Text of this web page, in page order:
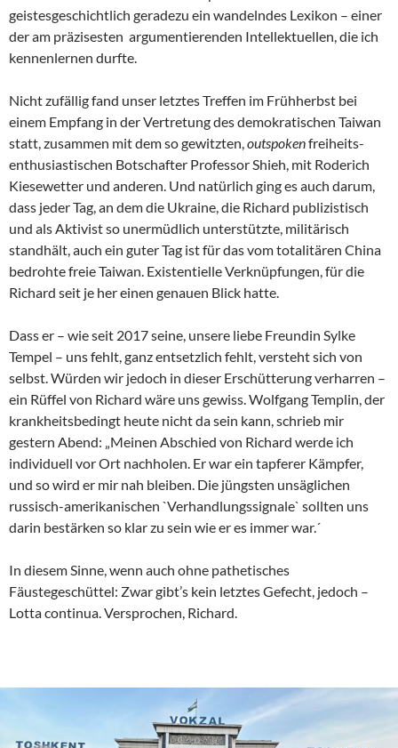
geistesgeschichtlich geradezu ein wandelndes Lexikon – einer
der am präzisesten argumentierenden Intellektuellen, die ich
kennenlernen durfte.
Nicht zufällig fand unser letztes Treffen im Frühherbst bei
einem Empfang in der Vertretung des demokratischen Taiwan
statt, zusammen mit dem so gewitzten,outspokenfreiheits-
enthusiastischen Botschafter Professor Shieh, mit Roderich
Kiesewetter und anderen. Und natürlich ging es auch darum,
dass jeder Tag, an dem die Ukraine, die Richard publizistisch
und als Aktivist so unermüdlich unterstützte, militärisch
standhält, auch ein guter Tag ist für das vom totalitären China
bedrohte freie Taiwan. Existentielle Verknüpfungen, für die
Richard seit je her einen genauen Blick hatte.
Dass er – wie seit 2017 seine, unsere liebe Freundin Sylke
Tempel – uns fehlt, ganz entsetzlich fehlt, versteht sich von
selbst. Würden wir jedoch in dieser Erschütterung verharren –
ein Rüffel von Richard wäre uns gewiss. Wolfgang Templin, der
krankheitsbedingt heute nicht da sein kann, schrieb mir
gestern Abend: „Meinen Abschied von Richard werde ich
individuell vor Ort nachholen. Er war ein tapferer Kämpfer,
und so wird er mir nah bleiben. Die jüngsten unsäglichen
russisch-amerikanischen `Verhandlungssignale` sollten uns
darin bestärken so klar zu sein wie er es immer war.´
In diesem Sinne, wenn auch ohne pathetisches
Fäustegeschüttel: Zwar gibt’s kein letztes Gefecht, jedoch –
Lotta continua. Versprochen, Richard.